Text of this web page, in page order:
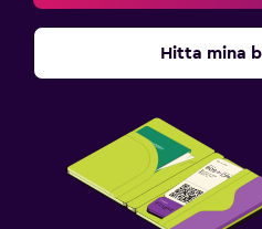
Hitta mina